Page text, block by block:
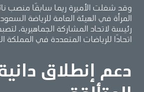
وقد شغلت الأميرة ريما سابقًا منصب
المرأة في الهيئة العامة للرياضة
رئيسة لاتحاد المشاركة الجماهيرية،
اتحادًا للرياضات المتعددة في المملكة
دعم إنطلاق